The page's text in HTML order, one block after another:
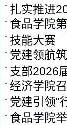
扎实推进
食品学院
技能大赛
党建领航
支部2026
经济学院
党建引领“
食品学院